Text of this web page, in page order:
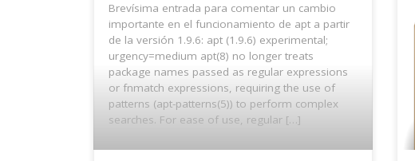
Brevísima entrada para comentar un cambio
importante en el funcionamiento de apt a partir
de la versión 1.9.6: apt (1.9.6) experimental;
urgency=medium apt(8) no longer treats
package names passed as regular expressions
or fnmatch expressions, requiring the use of
patterns (apt-patterns(5)) to perform complex
searches. For ease of use, regular […]